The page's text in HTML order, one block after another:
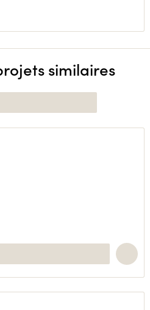
similaires